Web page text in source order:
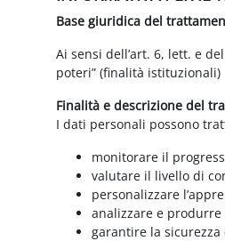
Base giuridica del
Ai sensi dell’art. 6, lett. e
poteri” (finalità istituzionali)
Finalità e descrizione del
I dati personali possono
monitorare il
valutare il livello di
personalizzare
analizzare e
garantire la sicurezza